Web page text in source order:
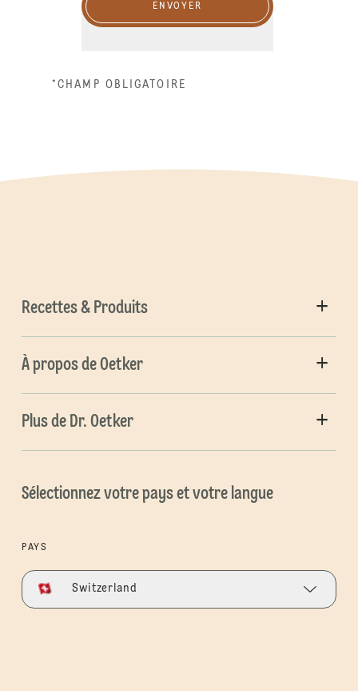
ENVOYER
*CHAMP OBLIGATOIRE
Recettes & Produits
À propos de Oetker
Plus de Dr. Oetker
Sélectionnez votre pays et votre langue
PAYS
Switzerland